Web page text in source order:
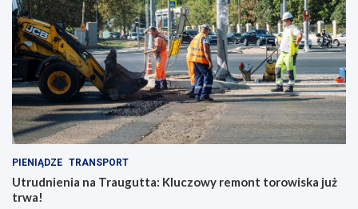
PIENIĄDZE TRANSPORT
Utrudnienia na Traugutta: Kluczowy remont torowiska już
trwa!